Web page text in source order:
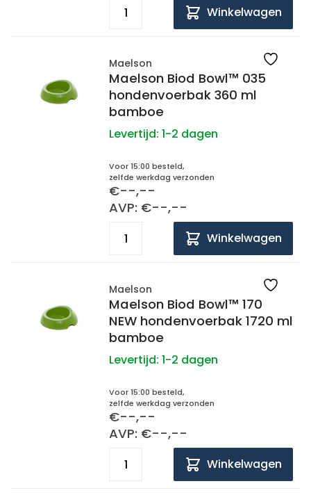
Winkelwagen
Maelson
Maelson Biod Bowl™ 035
hondenvoerbak 360 ml
bamboe
Levertijd: 1-2 dagen
Voor 15:00 besteld,
zelfde werkdag verzonden
€--,--
AVP: €--,--
Winkelwagen
Maelson
Maelson Biod Bowl™ 170
NEW hondenvoerbak 1720 ml
bamboe
Levertijd: 1-2 dagen
Voor 15:00 besteld,
zelfde werkdag verzonden
€--,--
AVP: €--,--
Winkelwagen